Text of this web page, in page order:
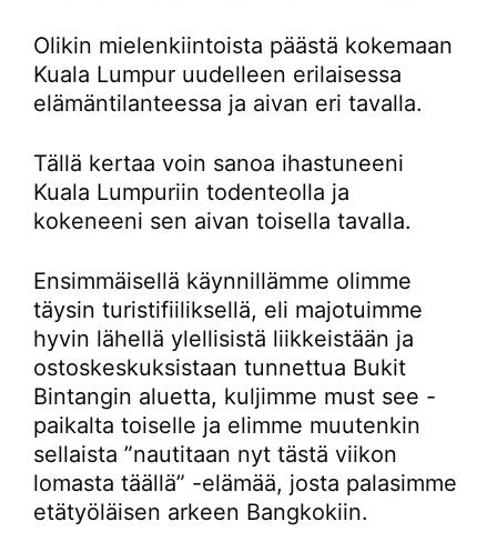
Olikin mielenkiintoista päästä kokemaan
Kuala Lumpur uudelleen erilaisessa
elämäntilanteessa ja aivan eri tavalla.
Tällä kertaa voin sanoa ihastuneeni
Kuala Lumpuriin todenteolla ja
kokeneeni sen aivan toisella tavalla.
Ensimmäisellä käynnillämme olimme
täysin turistifiiliksellä, eli majotuimme
hyvin lähellä ylellisistä liikkeistään ja
ostoskeskuksistaan tunnettua Bukit
Bintangin aluetta, kuljimme must see -
paikalta toiselle ja elimme muutenkin
sellaista ”nautitaan nyt tästä viikon
lomasta täällä” -elämää, josta palasimme
etätyöläisen arkeen Bangkokiin.